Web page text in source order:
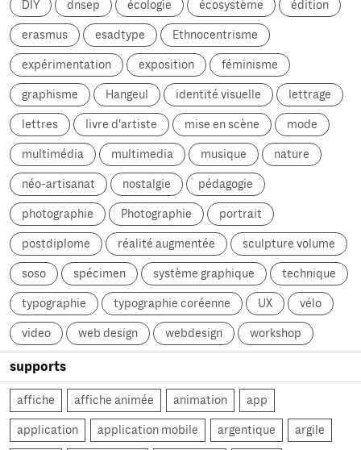
DIY dnsep écologie écosystème édition
erasmus esadtype Ethnocentrisme
expérimentation exposition féminisme
graphisme Hangeul identité visuelle lettrage
lettres livre d'artiste mise en scène mode
multimédia multimedia musique nature
néo-artisanat nostalgie pédagogie
photographie Photographie portrait
postdiplome réalité augmentée sculpture volume
soso spécimen système graphique technique
typographie typographie coréenne UX vélo
video web design webdesign workshop
supports
affiche affiche animée animation app
application application mobile argentique argile